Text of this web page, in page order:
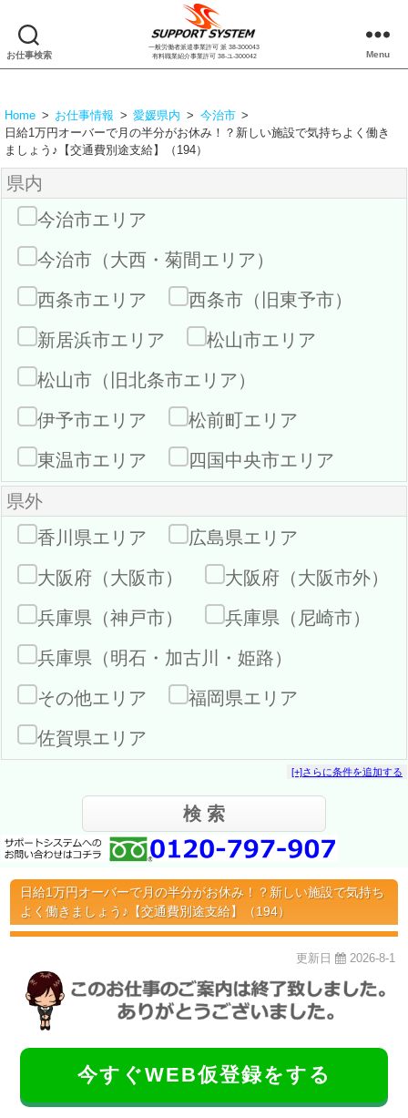
お仕事検索
株
式
社
サ
ー
ム
一般労働者派遣事業許可 派 38-300043
有料職業紹介事業許可 38-ユ-300042
Menu
Home > お仕事情報 > 愛媛県内 > 今治市 >
日給1万円オーバーで月の半分がお休み！？新しい施設で気持ちよく働き
ましょう♪【交通費別途支給】（194）
県内
今治市エリア
今治市（大西・菊間エリア）
西条市エリア
西条市（旧東予市）
新居浜市エリア
松山市エリア
松山市（旧北条市エリア）
伊予市エリア
松前町エリア
東温市エリア
四国中央市エリア
県外
香川県エリア
広島県エリア
大阪府（大阪市）
大阪府（大阪市外）
兵庫県（神戸市）
兵庫県（尼崎市）
兵庫県（明石・加古川・姫路）
その他エリア
福岡県エリア
佐賀県エリア
[+]さらに条件を追加する
日給1万円オーバーで月の半分がお休み！？新しい施設で気持ち
よく働きましょう♪【交通費別途支給】（194）
更新日 2026-8-1
今すぐWEB仮登録をする